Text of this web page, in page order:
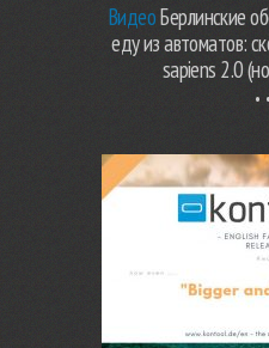
ВидеоБерлинские
еду из автоматов:
sapiens 2.0